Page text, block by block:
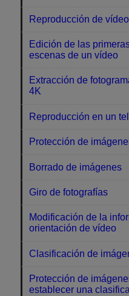
Reproducción de vídeo
Edición de las
escenas de un vídeo
Extracción de
4K
Reproducción en un
Protección de
Borrado de imágenes
Giro de fotografías
Modificación de la
orientación de vídeo
Clasificación de
Protección de
establecer una